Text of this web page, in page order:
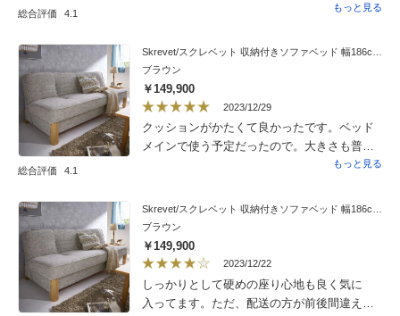
総合評価 4.1
ファーを購入しました。ベッドでも使えると
かと心配しましたがしばらくすると良さを実
感。息子たちが帰省中お酒を飲んでここで寝
ることを想定済みですが当面はベッドになる
ことは内緒にしておきます。
もっと見る
総合評価 4.1
ブラウン
￥149,900
2023/12/29
クッションがかたくて良かったです。ベッド
メインで使う予定だったので。大きさも普通
のベッドよりコンパクトなので小柄な自分に
少し力がいる。
もっと見る
ブラウン
￥149,900
2023/12/22
しっかりとして硬めの座り心地も良く気に
入ってます。ただ、配送の方が前後間違えて